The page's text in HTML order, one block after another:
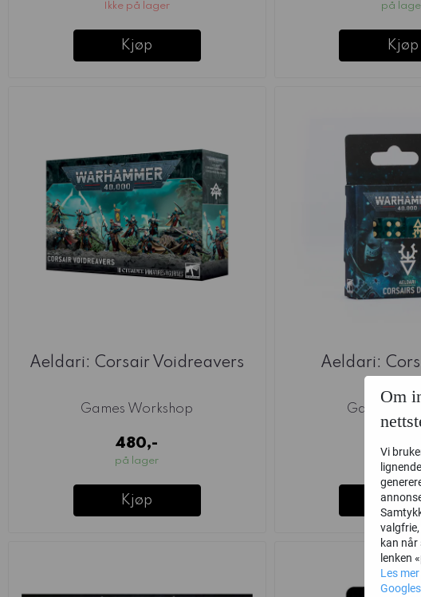
Ikke på lager
Kjøp
på
Kjøp
Aeldari: Corsair Voidreavers
Games Workshop
480,-
på lager
Kjøp
Aeldari:
Games
245,-
Ikke på
Kjøp
Om
Vi
kan når
lenken
Les